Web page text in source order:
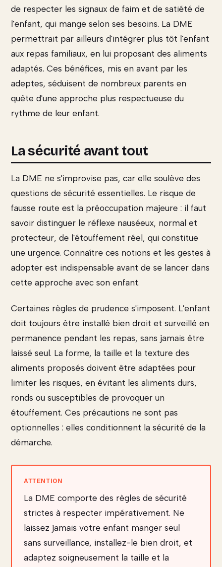
de respecter les signaux de faim et de satiété de
l'enfant, qui mange selon ses besoins. La DME
permettrait par ailleurs d'intégrer plus tôt l'enfant
aux repas familiaux, en lui proposant des aliments
adaptés. Ces bénéfices, mis en avant par les
adeptes, séduisent de nombreux parents en
quête d'une approche plus respectueuse du
rythme de leur enfant.
La sécurité avant tout
La DME ne s'improvise pas, car elle soulève des
questions de sécurité essentielles. Le risque de
fausse route est la préoccupation majeure : il faut
savoir distinguer le réflexe nauséeux, normal et
protecteur, de l'étouffement réel, qui constitue
une urgence. Connaître ces notions et les gestes à
adopter est indispensable avant de se lancer dans
cette approche avec son enfant.
Certaines règles de prudence s'imposent. L'enfant
doit toujours être installé bien droit et surveillé en
permanence pendant les repas, sans jamais être
laissé seul. La forme, la taille et la texture des
aliments proposés doivent être adaptées pour
limiter les risques, en évitant les aliments durs,
ronds ou susceptibles de provoquer un
étouffement. Ces précautions ne sont pas
optionnelles : elles conditionnent la sécurité de la
démarche.
La DME comporte des règles de sécurité
strictes à respecter impérativement. Ne
laissez jamais votre enfant manger seul
sans surveillance, installez-le bien droit, et
adaptez soigneusement la taille et la